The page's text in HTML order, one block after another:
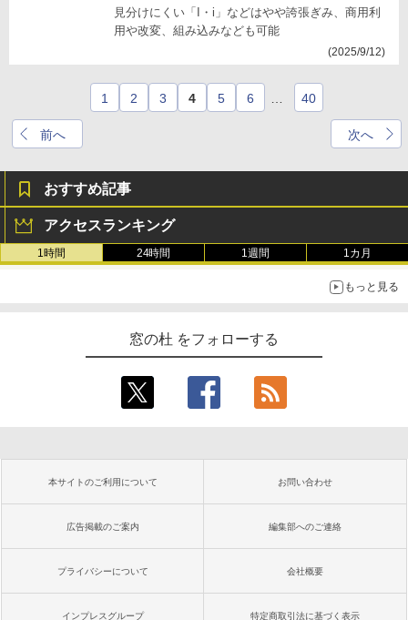
見分けにくい「I・i」などはやや誇張ぎみ、商用利
用や改変、組み込みなども可能
(2025/9/12)
前へ
1 2 3 4 5 6 40
次へ
おすすめ記事
アクセスランキング
1時間 24時間 1週間 1カ月
もっと見る
窓の杜 をフォローする
本サイトのご利用について お問い合わせ
広告掲載のご案内 編集部へのご連絡
プライバシーについて 会社概要
インプレスグループ 特定商取引法に基づく表示